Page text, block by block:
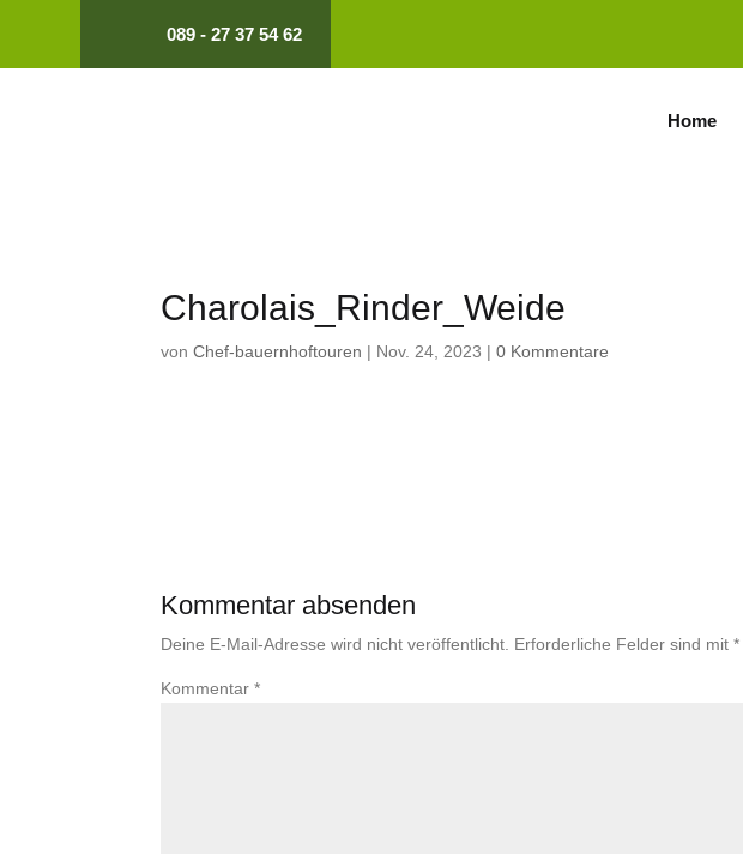
089 - 27 37 54 62
Home
Charolais_Rinder_Weide
vonChef-bauernhoftouren | Nov. 24, 2023 |0 Kommentare
Kommentar absenden
Deine E-Mail-Adresse wird nicht veröffentlicht. Erforderliche Felder sind mit*
Kommentar*